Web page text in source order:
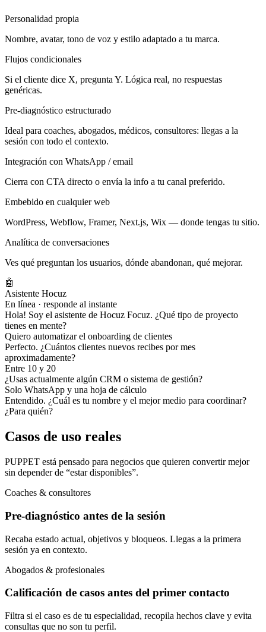
Personalidad propia
Nombre, avatar, tono de voz y estilo adaptado a tu marca.
Flujos condicionales
Si el cliente dice X, pregunta Y. Lógica real, no respuestas
genéricas.
Pre-diagnóstico estructurado
Ideal para coaches, abogados, médicos, consultores: llegas a la
sesión con todo el contexto.
Integración con WhatsApp / email
Cierra con CTA directo o envía la info a tu canal preferido.
Embebido en cualquier web
WordPress, Webflow, Framer, Next.js, Wix — donde tengas tu sitio.
Analítica de conversaciones
Ves qué preguntan los usuarios, dónde abandonan, qué mejorar.
🤖
Asistente Hocuz
En línea · responde al instante
Hola! Soy el asistente de Hocuz Focuz. ¿Qué tipo de proyecto
tienes en mente?
Quiero automatizar el onboarding de clientes
Perfecto. ¿Cuántos clientes nuevos recibes por mes
aproximadamente?
Entre 10 y 20
¿Usas actualmente algún CRM o sistema de gestión?
Solo WhatsApp y una hoja de cálculo
Entendido. ¿Cuál es tu nombre y el mejor medio para coordinar?
¿Para quién?
Casos de uso reales
PUPPET está pensado para negocios que quieren convertir mejor
sin depender de “estar disponibles”.
Coaches & consultores
Pre-diagnóstico antes de la sesión
Recaba estado actual, objetivos y bloqueos. Llegas a la primera
sesión ya en contexto.
Abogados & profesionales
Calificación de casos antes del primer contacto
Filtra si el caso es de tu especialidad, recopila hechos clave y evita
consultas que no son tu perfil.